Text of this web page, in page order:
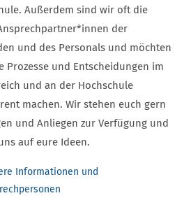
Außerdem sind wir oft die
der
und des Personals und möchten
Prozesse und Entscheidungen im
und an der Hochschule
machen. Wir stehen euch gern
und Anliegen zur Verfügung und
auf eure Ideen.
Informationen und